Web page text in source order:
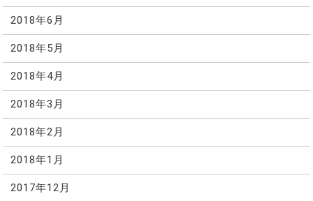
2018年6月
2018年5月
2018年4月
2018年3月
2018年2月
2018年1月
2017年12月